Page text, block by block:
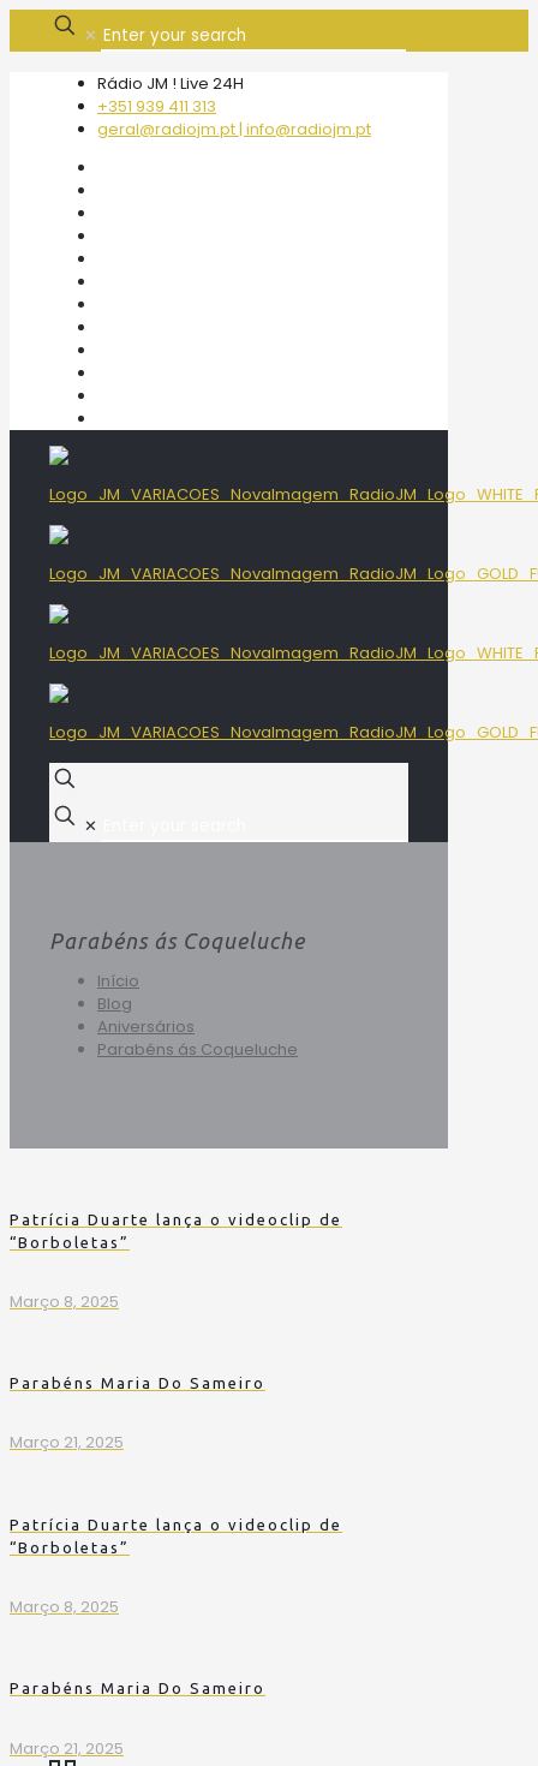
✕
Rádio JM ! Live 24H
+351 939 411 313
geral@radiojm.pt | info@radiojm.pt
✕
Parabéns ás Coqueluche
Início
Blog
Aniversários
Parabéns ás Coqueluche
Patrícia Duarte lança o videoclip de
“Borboletas”
Março 8, 2025
Parabéns Maria Do Sameiro
Março 21, 2025
Patrícia Duarte lança o videoclip de
“Borboletas”
Março 8, 2025
Parabéns Maria Do Sameiro
Março 21, 2025